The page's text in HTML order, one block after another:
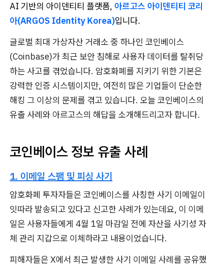
AI 기반의 아이덴티티 플랫폼, 아르고스 아이덴티티 코리
아(ARGOS Identity Korea)입니다.
글로벌 최대 가상자산 거래소 중 하나인 코인베이스
(Coinbase)가 최근 보안 침해로 사용자 데이터를 탈취당
하는 사고를 겪었습니다. 암호화폐를 지키기 위한 기본은
강력한 인증 시스템이지만, 여전히 많은 기업들이 단순한
해킹 그 이상의 문제를 겪고 있습니다. 오늘 코인베이스의
유출 사례와 아르고스의 해답을 소개해드리고자 합니다.
코인베이스 정보 유출 사례
1. 이메일 스팸 및 피싱 사기
암호화폐 투자자들은 코인베이스를 사칭한 사기 이메일이
잇따라 발송되고 있다고 신고한 사례가 있는데요, 이 이메
일은 사용자들에게 4월 1일 마감일 전에 자산을 사기성 자
체 관리 지갑으로 이체하라고 내용이었습니다.
피해자들은 X에서 최근 발생한 사기 이메일 사례를 공유했